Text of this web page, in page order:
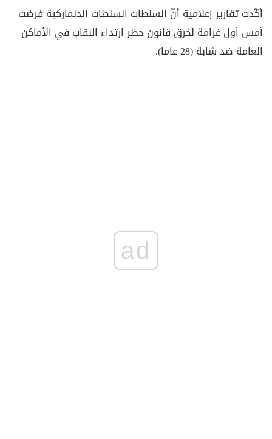
أكّدت تقارير إعلامية أنّ السلطات السلطات الدنماركية فرضت
أمس أول غرامة لخرق قانون حظر ارتداء النقاب في الأماكن
العامة ضد شابة (28 عاما).
ad